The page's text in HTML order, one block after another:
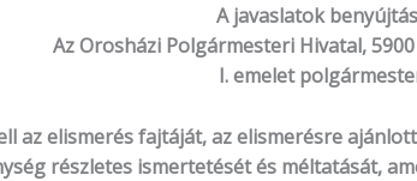
A javaslatok
Az Orosházi Polgármesteri Hivatal,
I. emelet
az elismerés fajtáját, az elismerésre
részletes ismertetését és méltatását,